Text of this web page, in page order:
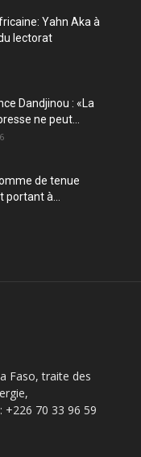
Yahn Aka à
lectorat
Dandjinou : «La
ne peut...
de tenue
à...
Faso, traite des
+226 70 33 96 59